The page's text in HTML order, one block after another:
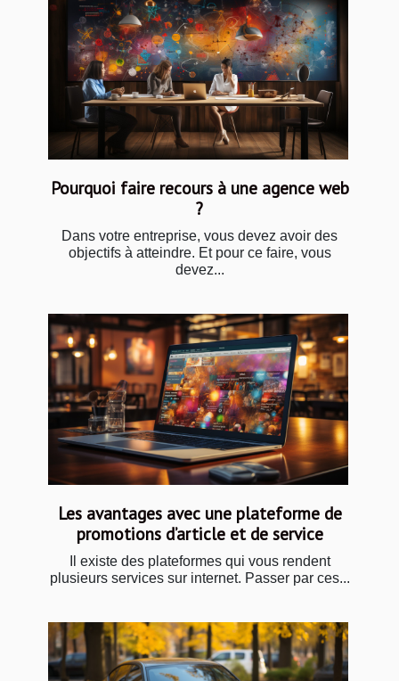
Pourquoi faire recours à une agence web
?
Dans votre entreprise, vous devez avoir des
objectifs à atteindre. Et pour ce faire, vous
devez...
Les avantages avec une plateforme de
promotions d’article et de service
Il existe des plateformes qui vous rendent
plusieurs services sur internet. Passer par ces...